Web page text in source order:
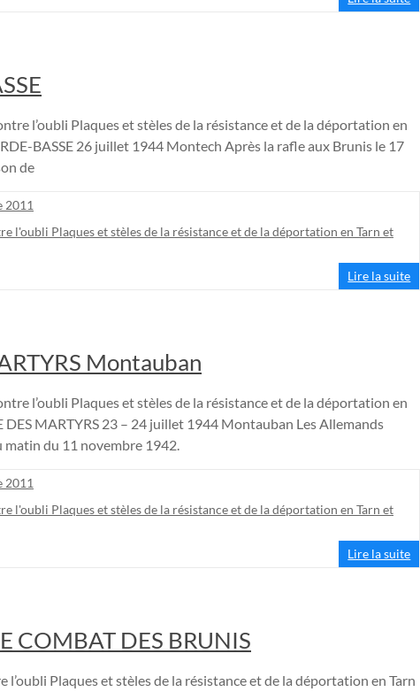
l’oubli Plaques et stèles de la résistance et de la déportation en
BASSE 26 juillet 1944 Montech Après la rafle aux Brunis le 17
de
2011
l'oubli Plaques et stèles de la résistance et de la déportation en Tarn et
Lire la suite
Montauban
l’oubli Plaques et stèles de la résistance et de la déportation en
DES MARTYRS 23 – 24 juillet 1944 Montauban Les Allemands
du 11 novembre 1942.
2011
l'oubli Plaques et stèles de la résistance et de la déportation en Tarn et
Lire la suite
COMBAT DES BRUNIS
l’oubli Plaques et stèles de la résistance et de la déportation en Tarn